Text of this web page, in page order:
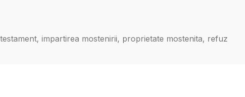
impartirea mostenirii, proprietate mostenita, refuz